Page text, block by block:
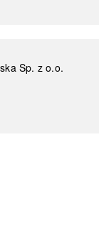
Sp. z o.o.